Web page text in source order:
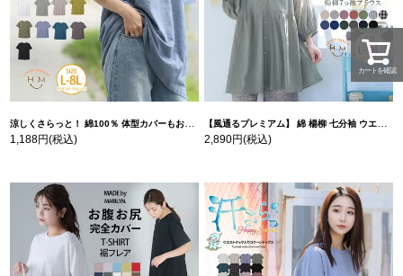
涼しくさらっと！ 綿100％ 体型カバーもお洒落も叶える 風合いコットン ゆるシルエット ドルマン | 大きいサイズの通販ならハッピーマリリン
1,188円(税込)
【風通るプレミアム】 綿 楊柳 七分袖 ウエストギャザー ブラウス | 大きいサイズの通販ならハッピーマリリン
2,890円(税込)
カートを確認